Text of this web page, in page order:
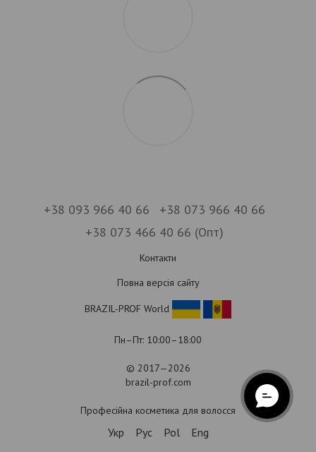
+38 093 966 40 66
+38 073 966 40 66
+38 073 466 40 66 (Опт)
Контакти
Повна версія сайту
BRAZIL-PROF World
Пн–Пт: 10:00–18:00
© 2017—2026
brazil-prof.com
Професійна косметика для волосся
Укр Рус Pol Eng